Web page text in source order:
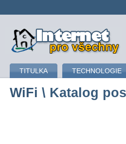
připojení k internetu
TITULKA TECHNOLOGIE
WiFi \ Katalog